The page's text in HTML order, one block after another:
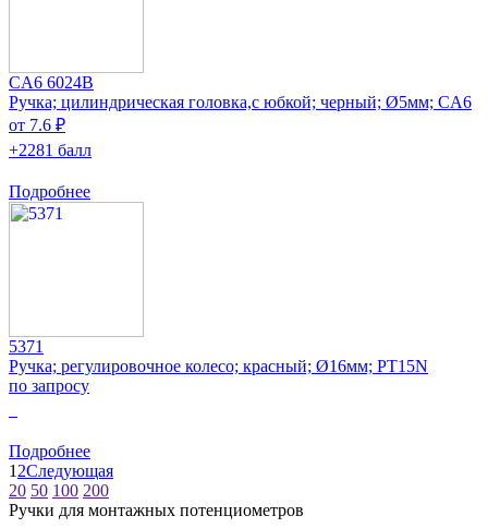
CA6 6024B
Ручка; цилиндрическая головка,с юбкой; черный; Ø5мм; CA6
от 7.6 ₽
+2281 балл
Подробнее
5371
Ручка; регулировочное колесо; красный; Ø16мм; PT15N
по запросу
Подробнее
1 2Следующая
20 50 100 200
Ручки для монтажных потенциометров